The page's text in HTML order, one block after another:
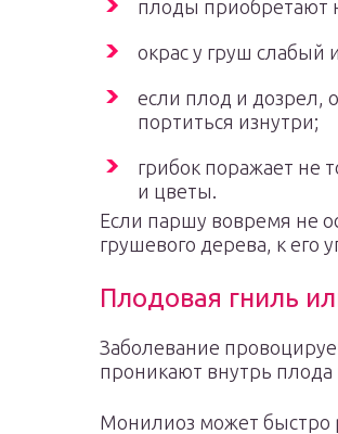
плоды приобретают
окрас у груш слабый
если плод и дозрел,
портиться изнутри;
грибок поражает не
и цветы.
Если паршу вовремя не
грушевого дерева, к его
Плодовая гниль
Заболевание
проникают внутрь
Монилиоз может быстро